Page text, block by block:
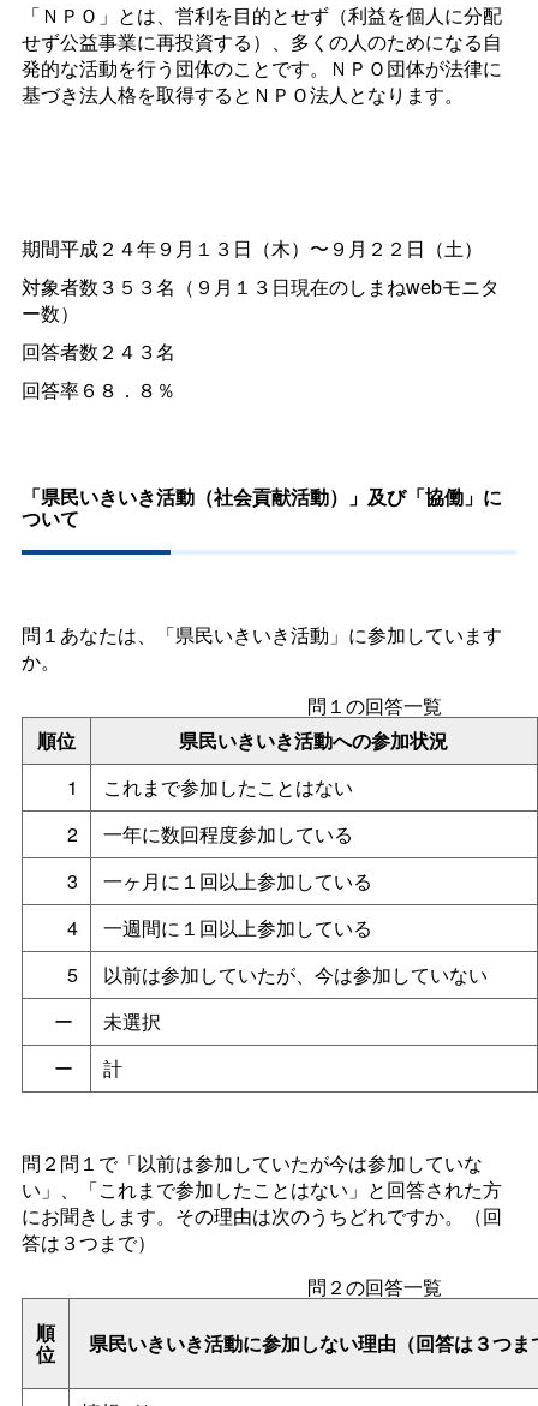
「ＮＰＯ」とは、営利を目的とせず（利益を個人に分配
せず公益事業に再投資する）、多くの人のためになる自
発的な活動を行う団体のことです。ＮＰＯ団体が法律に
基づき法人格を取得するとＮＰＯ法人となります。
期間平成２４年９月１３日（木）〜９月２２日（土）
対象者数３５３名（９月１３日現在のしまねwebモニタ
ー数）
回答者数２４３名
回答率６８．８％
「県民いきいき活動（社会貢献活動）」及び「協働」に
ついて
問１あなたは、「県民いきいき活動」に参加しています
か。
問１の回答一覧
順位
県民いきいき活動への参加状況
1
これまで参加したことはない
2
一年に数回程度参加している
3
一ヶ月に１回以上参加している
4
一週間に１回以上参加している
5
以前は参加していたが、今は参加していない
ー
未選択
ー
計
問２問１で「以前は参加していたが今は参加していな
い」、「これまで参加したことはない」と回答された方
にお聞きします。その理由は次のうちどれですか。（回
答は３つまで）
問２の回答一覧
順
位 県民いきいき活動に参加しない理由（回答は３つま